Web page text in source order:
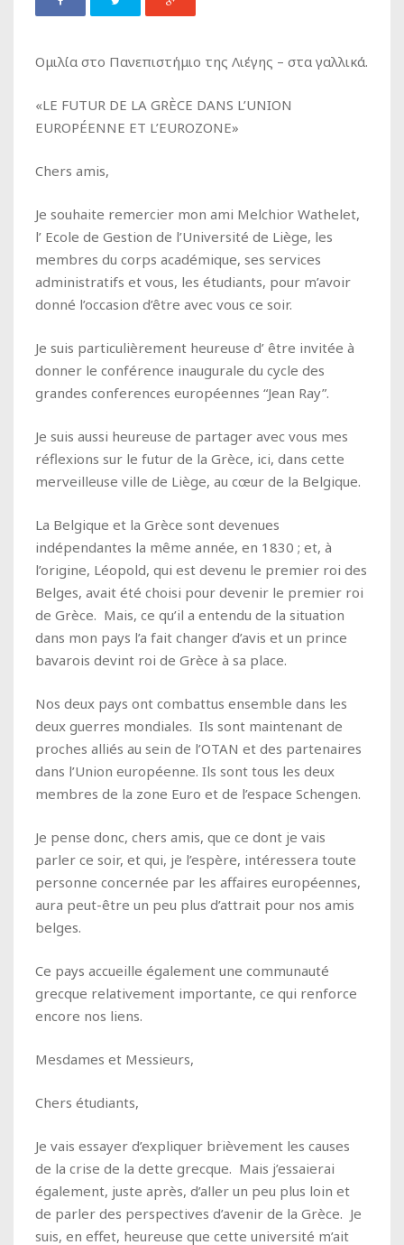
Ομιλία στο Πανεπιστήμιο της Λιέγης – στα γαλλικά.
«LE FUTUR DE LA GRÈCE DANS L’UNION
EUROPÉENNE ET L’EUROZONE»
Chers amis,
Je souhaite remercier mon ami Melchior Wathelet,
l’ Ecole de Gestion de l’Université de Liège, les
membres du corps académique, ses services
administratifs et vous, les étudiants, pour m’avoir
donné l’occasion d’être avec vous ce soir.
Je suis particulièrement heureuse d’ être invitée à
donner le conférence inaugurale du cycle des
grandes conferences européennes “Jean Ray”.
Je suis aussi heureuse de partager avec vous mes
réflexions sur le futur de la Grèce, ici, dans cette
merveilleuse ville de Liège, au cœur de la Belgique.
La Belgique et la Grèce sont devenues
indépendantes la même année, en 1830 ; et, à
l’origine, Léopold, qui est devenu le premier roi des
Belges, avait été choisi pour devenir le premier roi
de Grèce. Mais, ce qu’il a entendu de la situation
dans mon pays l’a fait changer d’avis et un prince
bavarois devint roi de Grèce à sa place.
Nos deux pays ont combattus ensemble dans les
deux guerres mondiales. Ils sont maintenant de
proches alliés au sein de l’OTAN et des partenaires
dans l’Union européenne. Ils sont tous les deux
membres de la zone Euro et de l’espace Schengen.
Je pense donc, chers amis, que ce dont je vais
parler ce soir, et qui, je l’espère, intéressera toute
personne concernée par les affaires européennes,
aura peut-être un peu plus d’attrait pour nos amis
belges.
Ce pays accueille également une communauté
grecque relativement importante, ce qui renforce
encore nos liens.
Mesdames et Messieurs,
Chers étudiants,
Je vais essayer d’expliquer brièvement les causes
de la crise de la dette grecque. Mais j’essaierai
également, juste après, d’aller un peu plus loin et
de parler des perspectives d’avenir de la Grèce. Je
suis, en effet, heureuse que cette université m’ait